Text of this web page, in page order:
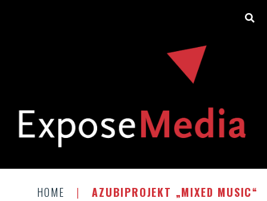
HOME | AZUBIPROJEKT „MIXED MUSIC“